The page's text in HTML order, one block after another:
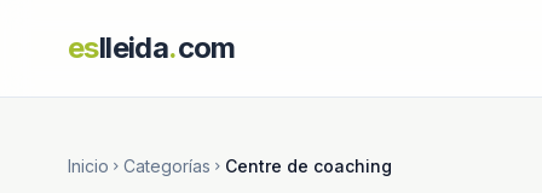
eslleida.com
Inicio chevron_right Categorías chevron_right Centre de coaching